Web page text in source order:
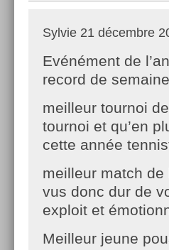
Sylvie 21 décembre
Evénément de
record de
meilleur tournoi
tournoi et qu’en
cette année
meilleur match de
vus donc dur de
exploit et
Meilleur jeune